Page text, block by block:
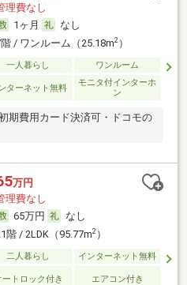
理費なし
1ヶ月
なし
/ ワンルーム（25.18m2）
一人暮らし ワンルーム
ターネット無料
モニタ付インターホ
ン
期費用カード決済可・ドコモの
万円
理費なし
65万円
なし
階 / 2LDK（95.77m2）
二人暮らし
インターネット無料
ートロック付き エアコン付き